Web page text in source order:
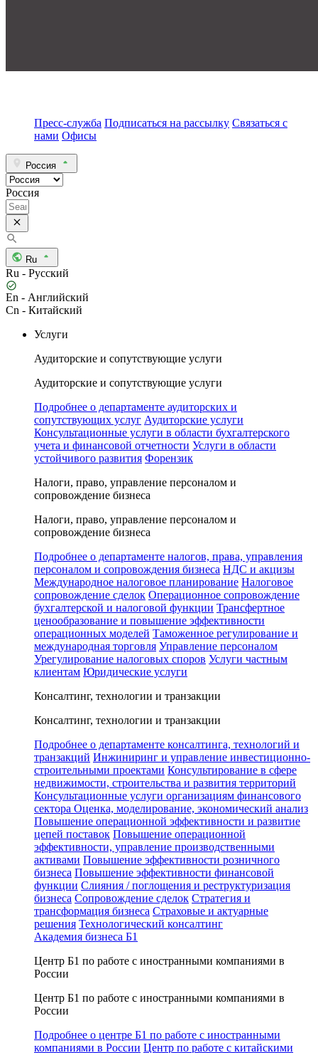
Пресс-служба Подписаться на рассылку Связаться с
нами Офисы
Россия
Россия
Ru
Ru - Русский
En - Английский
Cn - Китайский
Услуги
Аудиторские и сопутствующие услуги
Аудиторские и сопутствующие услуги
Подробнее о департаменте аудиторских и
сопутствующих услуг Аудиторские услуги
Консультационные услуги в области бухгалтерского
учета и финансовой отчетности Услуги в области
устойчивого развития Форензик
Налоги, право, управление персоналом и
сопровождение бизнеса
Налоги, право, управление персоналом и
сопровождение бизнеса
Подробнее о департаменте налогов, права, управления
персоналом и сопровождения бизнеса НДС и акцизы
Международное налоговое планирование Налоговое
сопровождение сделок Операционное сопровождение
бухгалтерской и налоговой функции Трансфертное
ценообразование и повышение эффективности
операционных моделей Таможенное регулирование и
международная торговля Управление персоналом
Урегулирование налоговых споров Услуги частным
клиентам Юридические услуги
Консалтинг, технологии и транзакции
Консалтинг, технологии и транзакции
Подробнее о департаменте консалтинга, технологий и
транзакций Инжиниринг и управление инвестиционно-
строительными проектами Консультирование в сфере
недвижимости, строительства и развития территорий
Консультационные услуги организациям финансового
сектора Оценка, моделирование, экономический анализ
Повышение операционной эффективности и развитие
цепей поставок Повышение операционной
эффективности, управление производственными
активами Повышение эффективности розничного
бизнеса Повышение эффективности финансовой
функции Слияния / поглощения и реструктуризация
бизнеса Сопровождение сделок Стратегия и
трансформация бизнеса Страховые и актуарные
решения Технологический консалтинг
Академия бизнеса Б1
Центр Б1 по работе с иностранными компаниями в
России
Центр Б1 по работе с иностранными компаниями в
России
Подробнее о центре Б1 по работе с иностранными
компаниями в России Центр по работе с китайскими